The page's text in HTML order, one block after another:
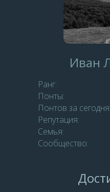
Иван
Ранг:
Понты:
Понтов за сегодня:
Репутация:
Семья:
Сообщество: